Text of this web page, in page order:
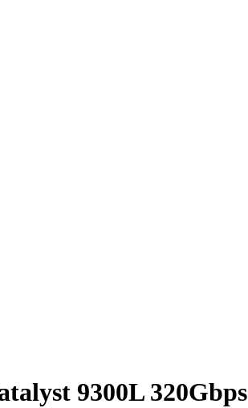
9300L 320Gbps